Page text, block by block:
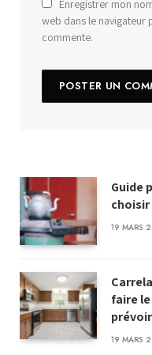
Enregistrer mon
web dans le navigateur
commente.
Guide
19 MARS
faire
19 MARS